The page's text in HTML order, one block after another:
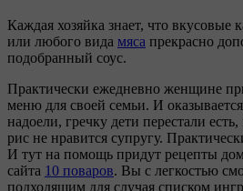
Каждая хозяйка знает, что вкусовые
или любого вида мяса прекрасно
подобранный соус.
Практически ежедневно женщине
меню для своей семьи. И
надоели, гречку дети перестали
рис не нравится супругу.
И тут на помощь придут рецепты
сайта 10 поваров. Вы с легкостью
подходящим для случая списком